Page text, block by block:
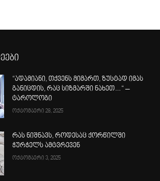
“ადამიანი, თქვენს მიმართ, ზუსტად იმას
განიცდის, რაც სიზმარში ნახეთ…“ –
ტაროლოგი
ოქტომბერი 28, 2025
რას ნიშნავს, როდესაც ქორწილში
ჭურჭელს ამტვრევენ
ოქტომბერი 3, 2025